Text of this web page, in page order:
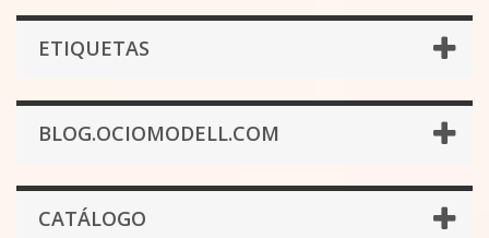
ETIQUETAS
BLOG.OCIOMODELL.COM
CATÁLOGO